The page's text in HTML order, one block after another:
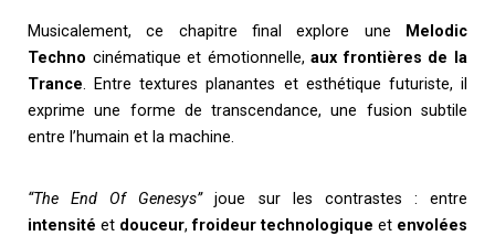
Musicalement, ce chapitre final explore une
Melodic
Techno cinématique et émotionnelle,aux frontières de la
Trance. Entre textures planantes et esthétique futuriste, il
exprime une forme de transcendance, une fusion subtile
entre l’humain et la machine.
“The End Of Genesys”joue sur les contrastes : entre
intensité et douceur,froideur technologique et envolées